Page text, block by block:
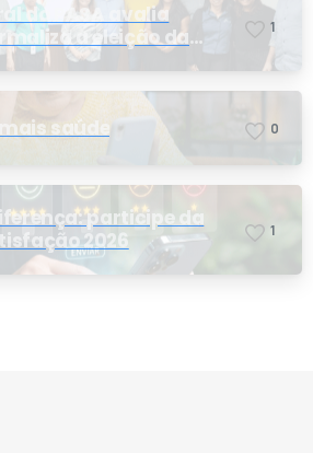
do PASA avalia
a eleição da
1
saúde 0
participe da
2026
1